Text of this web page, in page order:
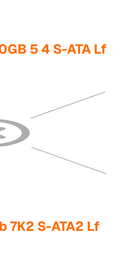
5 4 S-ATA Lf
7K2 S-ATA2 Lf